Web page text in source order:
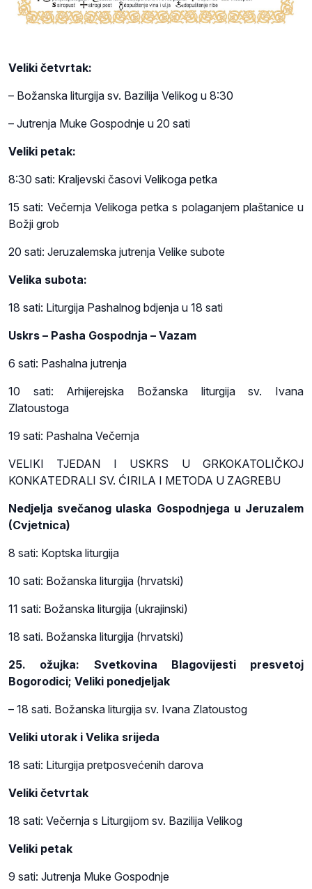
Veliki četvrtak:
– Božanska liturgija sv. Bazilija Velikog u 8:30
– Jutrenja Muke Gospodnje u 20 sati
Veliki petak:
8:30 sati: Kraljevski časovi Velikoga petka
15 sati: Večernja Velikoga petka s polaganjem plaštanice u
Božji grob
20 sati: Jeruzalemska jutrenja Velike subote
Velika subota:
18 sati: Liturgija Pashalnog bdjenja u 18 sati
Uskrs – Pasha Gospodnja – Vazam
6 sati: Pashalna jutrenja
10 sati: Arhijerejska Božanska liturgija sv. Ivana
Zlatoustoga
19 sati: Pashalna Večernja
VELIKI TJEDAN I USKRS U GRKOKATOLIČKOJ
KONKATEDRALI SV. ĆIRILA I METODA U ZAGREBU
Nedjelja svečanog ulaska Gospodnjega u Jeruzalem
(Cvjetnica)
8 sati: Koptska liturgija
10 sati: Božanska liturgija (hrvatski)
11 sati: Božanska liturgija (ukrajinski)
18 sati. Božanska liturgija (hrvatski)
25. ožujka: Svetkovina Blagovijesti presvetoj
Bogorodici; Veliki ponedjeljak
– 18 sati. Božanska liturgija sv. Ivana Zlatoustog
Veliki utorak i Velika srijeda
18 sati: Liturgija pretposvećenih darova
Veliki četvrtak
18 sati: Večernja s Liturgijom sv. Bazilija Velikog
Veliki petak
9 sati: Jutrenja Muke Gospodnje